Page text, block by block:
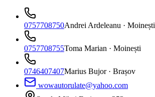
0757708750Andrei Ardeleanu · Moinești
0757708755Toma Marian · Moinești
0746407407Marius Bujor · Brașov
wowautorulate@yahoo.com